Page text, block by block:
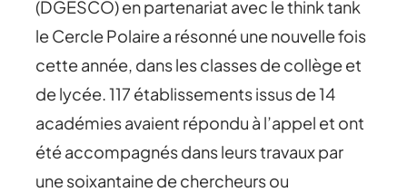
(DGESCO) en partenariat avec le think tank
le Cercle Polaire a résonné une nouvelle fois
cette année, dans les classes de collège et
de lycée. 117 établissements issus de 14
académies avaient répondu à l’appel et ont
été accompagnés dans leurs travaux par
une soixantaine de chercheurs ou